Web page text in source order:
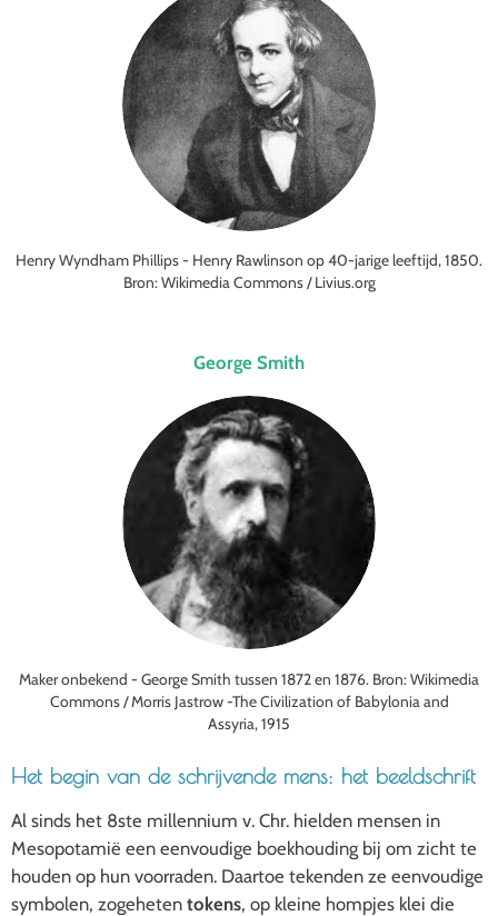
Henry Wyndham Phillips - Henry Rawlinson op 40-jarige leeftijd, 1850.
Bron: Wikimedia Commons / Livius.org
George Smith
Maker onbekend - George Smith tussen 1872 en 1876. Bron: Wikimedia
Commons /Morris Jastrow -The Civilization of Babylonia and
Assyria, 1915
Het begin van de schrijvende mens: het beeldschrift
Al sinds het 8ste millennium v. Chr. hielden mensen in
Mesopotamië een eenvoudige boekhouding bij om zicht te
houden op hun voorraden. Daartoe tekenden ze eenvoudige
symbolen, zogeheten tokens, op kleine hompjes klei die